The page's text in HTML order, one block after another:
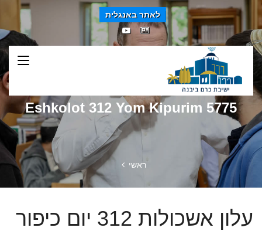
לאתר באנגלית
Eshkolot 312 Yom Kipurim 5775
ראשי
עלון אשכולות 312 יום כיפור